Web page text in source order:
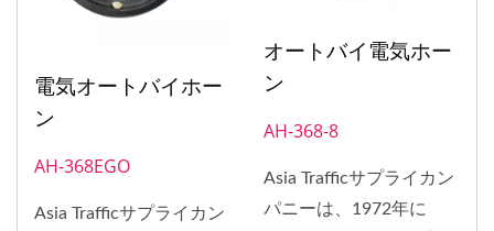
電気オートバイホー
ン
AH-368EGO
Asia Trafficサプライカン
オートバイ電気ホー
ン
AH-368-8
Asia Trafficサプライカン
パニーは、1972年に